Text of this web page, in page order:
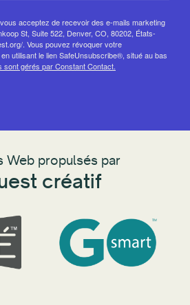
acceptez de recevoir des e-mails marketing
St, Suite 522, Denver, CO, 80202, États-
. Vous pouvez révoquer votre
utilisant le lien SafeUnsubscribe®, situé au bas
sont gérés par Constant Contact.
Web propulsés par
créatif